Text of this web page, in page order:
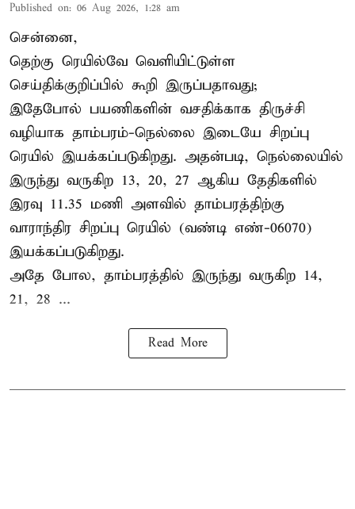
Published on: 06 Aug 2026, 1:28 am
சென்னை,
தெற்கு ரெயில்வே வெளியிட்டுள்ள
செய்திக்குறிப்பில் கூறி இருப்பதாவது;
இதேபோல் பயணிகளின் வசதிக்காக திருச்சி
வழியாக தாம்பரம்-நெல்லை இடையே சிறப்பு
ரெயில் இயக்கப்படுகிறது. அதன்படி, நெல்லையில்
இருந்து வருகிற 13, 20, 27 ஆகிய தேதிகளில்
இரவு 11.35 மணி அளவில் தாம்பரத்திற்கு
வாராந்திர சிறப்பு ரெயில் (வண்டி எண்-06070)
இயக்கப்படுகிறது.
அதே போல, தாம்பரத்தில் இருந்து வருகிற 14,
21, 28 ...
Read More